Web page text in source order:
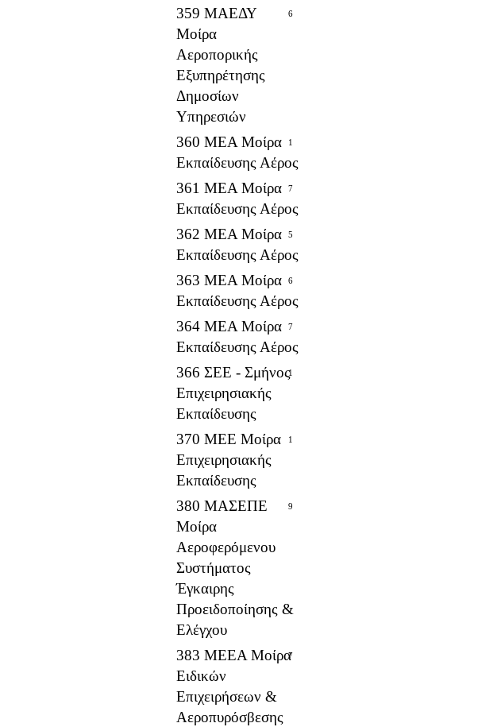
359 ΜΑΕΔΥ
Μοίρα
Αεροπορικής
Εξυπηρέτησης
Δημοσίων
Υπηρεσιών
6
360 ΜΕΑ Μοίρα
Εκπαίδευσης Αέρος
1
361 ΜΕΑ Μοίρα
Εκπαίδευσης Αέρος
7
362 ΜΕΑ Μοίρα
Εκπαίδευσης Αέρος
5
363 ΜΕΑ Μοίρα
Εκπαίδευσης Αέρος
6
364 ΜΕΑ Μοίρα
Εκπαίδευσης Αέρος
7
366 ΣΕΕ - Σμήνος
Επιχειρησιακής
Εκπαίδευσης
1
370 ΜΕΕ Μοίρα
Επιχειρησιακής
Εκπαίδευσης
1
380 ΜΑΣΕΠΕ
Μοίρα
Αεροφερόμενου
Συστήματος
Έγκαιρης
Προειδοποίησης &
Ελέγχου
9
383 ΜΕΕΑ Μοίρα
Ειδικών
Επιχειρήσεων &
Αεροπυρόσβεσης
7